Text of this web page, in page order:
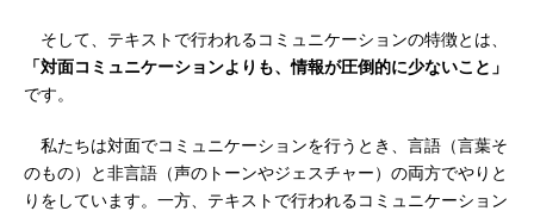
そして、テキストで行われるコミュニケーションの特徴とは、
「対面コミュニケーションよりも、情報が圧倒的に少ないこと」
です。
私たちは対面でコミュニケーションを行うとき、言語（言葉そ
のもの）と非言語（声のトーンやジェスチャー）の両方でやりと
りをしています。一方、テキストで行われるコミュニケーション